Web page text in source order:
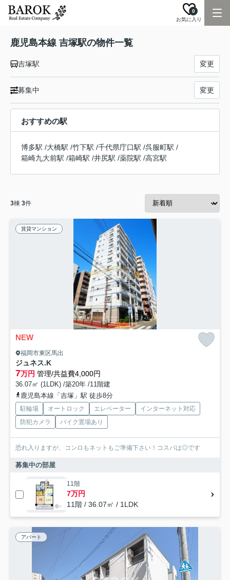
お気に入り
0
鹿児島本線 吉塚駅の物件一覧
吉塚駅 変更
募集中 変更
おすすめの駅
博多駅 /大橋駅 /竹下駅 /千代県庁口駅 /呉服町駅 /
箱崎九大前駅 /箱崎駅 /井尻駅 /薬院駅 /高宮駅
3棟 3件
賃貸マンション
NEW
福岡市東区馬出
ジュネス.K
7万円 管理/共益費4,000円
36.07㎡ (1LDK) /築20年 /11階建
鹿児島本線「吉塚」駅 徒歩8分
駐輪場 オートロック エレベーター
インターネット対応
防犯カメラ
バイク置場あり
恐れ入りますが、コンロもネットもご準備下さい！コスパは◎です
募集中の部屋
11階
7万円
11階 / 36.07㎡ / 1LDK
アパート